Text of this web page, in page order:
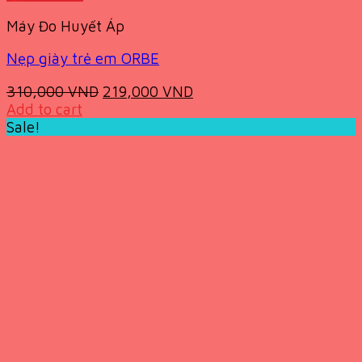
Máy Đo Huyết Áp
Nẹp giày trẻ em ORBE
310,000VND Original
219,000 VND
Add to cart
Sale!